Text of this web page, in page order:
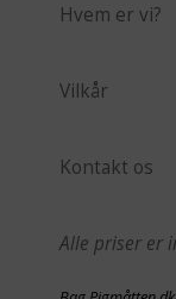
Hvem er vi?
Vilkår
Kontakt os
Alle priser er